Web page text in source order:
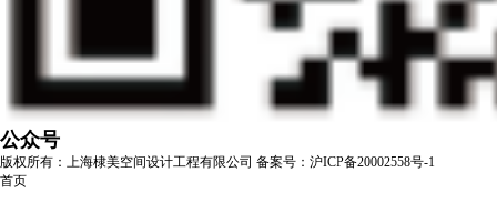
公众号
版权所有：上海棣美空间设计工程有限公司 备案号：沪ICP备20002558号-1
首页